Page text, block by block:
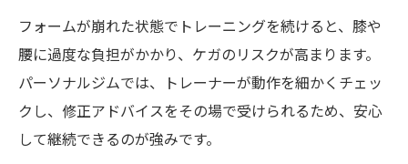
フォームが崩れた状態でトレーニングを続けると、膝や
腰に過度な負担がかかり、ケガのリスクが高まります。
パーソナルジムでは、トレーナーが動作を細かくチェッ
クし、修正アドバイスをその場で受けられるため、安心
して継続できるのが強みです。